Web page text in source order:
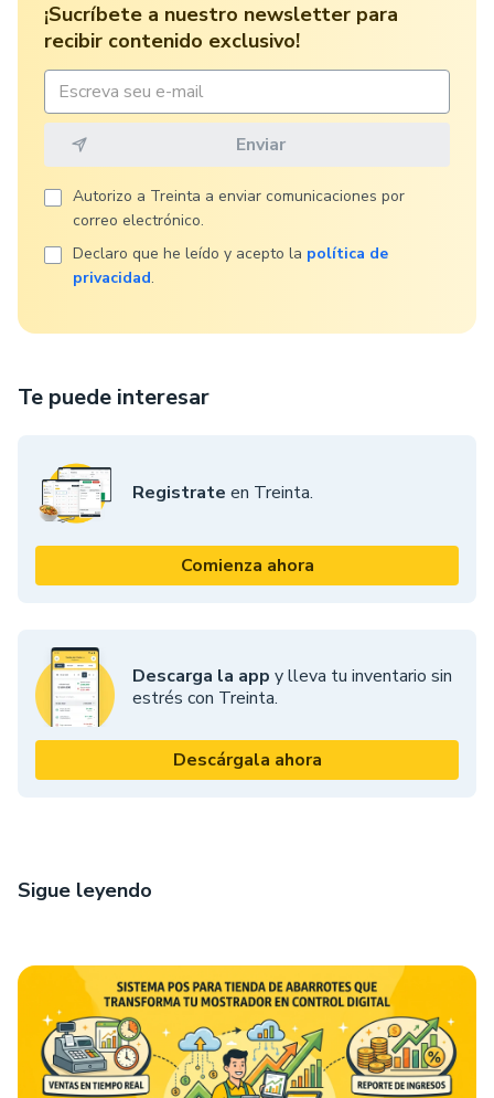
Te puede interesar
Registrate en Treinta.
Comienza ahora
Descarga la app y lleva tu inventario sin
estrés con Treinta.
Descárgala ahora
¡Sucríbete a nuestro newsletter para
recibir contenido exclusivo!
Autorizo ​​a Treinta a enviar comunicaciones por
correo electrónico.
Declaro que he leído y acepto la política de
privacidad.
Sigue leyendo